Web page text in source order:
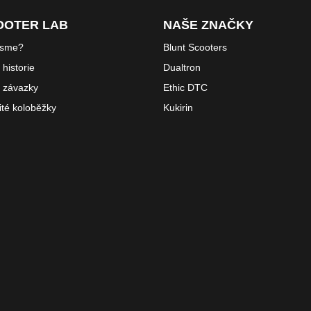
LAB
historie
závazky
koloběžky
NAŠE ZNAČKY
Blunt Scooters
Dualtron
Ethic DTC
Kukirin